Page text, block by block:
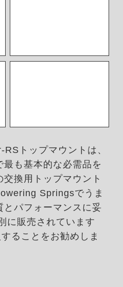
トップマウントは、
も基本的な必需品を
換用トップマウント
Springsでうま
とパフォーマンスに妥
に販売されています
ることをお勧めしま